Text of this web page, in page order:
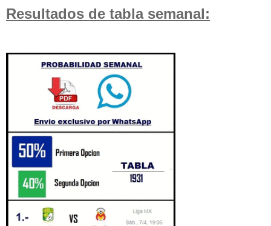
Resultados de tabla semanal: